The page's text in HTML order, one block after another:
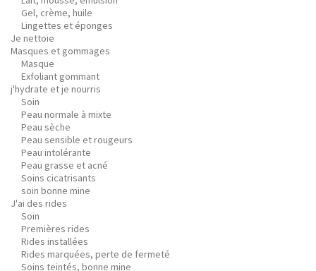
Gel, crème, huile
Lingettes et éponges
Je nettoie
Masques et gommages
Masque
Exfoliant gommant
j'hydrate et je nourris
Soin
Peau normale à mixte
Peau sèche
Peau sensible et rougeurs
Peau intolérante
Peau grasse et acné
Soins cicatrisants
soin bonne mine
J'ai des rides
Soin
Premières rides
Rides installées
Rides marquées, perte de fermeté
Soins teintés, bonne mine